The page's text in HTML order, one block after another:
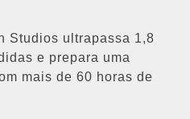
Studios ultrapassa 1,8
e prepara uma
mais de 60 horas de